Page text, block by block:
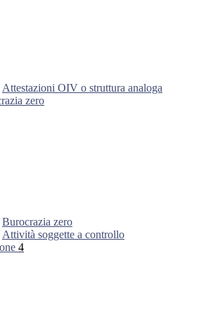
Attestazioni OIV o struttura analoga
zero
Burocrazia zero
Attività soggette a controllo
4